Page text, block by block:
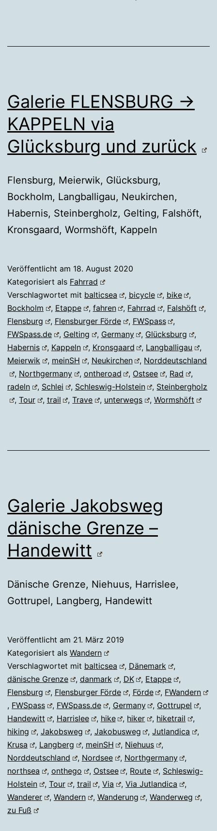
Galerie FLENSBURG →
KAPPELN via
Glücksburg und zurück
Flensburg, Meierwik, Glücksburg,
Bockholm, Langballigau, Neukirchen,
Habernis, Steinbergholz, Gelting, Falshöft,
Kronsgaard, Wormshöft, Kappeln
Veröffentlicht am 18. August 2020
Kategorisiert als Fahrrad
Verschlagwortet mit balticsea , bicycle , bike
,
Bockholm
, Etappe , fahren , Fahrrad , Falshöft
,
Flensburg
, Flensburger Förde , FWSpass
,
FWSpass.de
, Gelting , Germany , Glücksburg
,
Habernis
, Kappeln , Kronsgaard , Langballigau
,
Meierwik
, meinSH , Neukirchen , Norddeutschland
, Northgermany , ontheroad , Ostsee , Rad
,
radeln
, Schlei , Schleswig-Holstein , Steinbergholz
, Tour , trail ,Trave , unterwegs , Wormshöft
Galerie Jakobsweg
dänische Grenze –
Handewitt
Dänische Grenze, Niehuus, Harrislee,
Gottrupel, Langberg, Handewitt
Veröffentlicht am 21. März 2019
Kategorisiert als Wandern
Verschlagwortet mit balticsea , Dänemark
,
dänische Grenze
, danmark , DK , Etappe
,
Flensburg
, Flensburger Förde , Förde , FWandern
, FWSpass , FWSpass.de , Germany , Gottrupel
,
Handewitt
, Harrislee , hike , hiker , hiketrail
,
hiking
, Jakobsweg , Jakobusweg ,Jutlandica
,
Krusa
, Langberg , meinSH , Niehuus
,
Norddeutschland
, Nordsee , Northgermany
,
northsea
, onthego , Ostsee , Route , Schleswig-
Holstein
, Tour , trail ,Via ,Via Jutlandica
,
Wanderer
, Wandern , Wanderung ,Wanderweg
,
zu Fuß